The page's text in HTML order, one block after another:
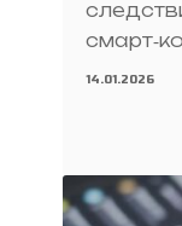
14.01.2026